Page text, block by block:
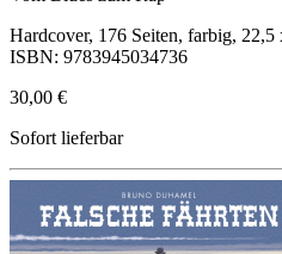
Hardcover, 176 Seiten, farbig,
ISBN: 9783945034736
30,00 €
Sofort lieferbar